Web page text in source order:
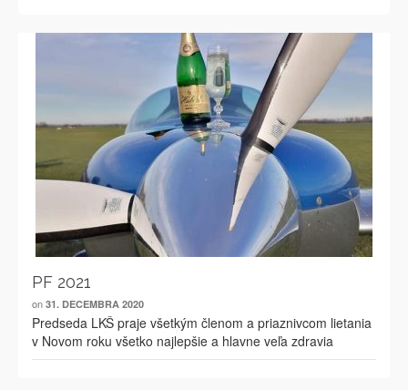
PF 2021
on 31. DECEMBRA 2020
Predseda LKŠ praje všetkým členom a priaznivcom lietania
v Novom roku všetko najlepšie a hlavne veľa zdravia